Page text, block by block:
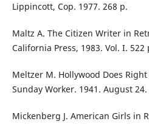
Lippincott, Cop. 1977. 268 p.
Maltz A. The Citizen Writer in
California Press, 1983. Vol. I. 522
Meltzer M. Hollywood Does
Sunday Worker. 1941. August 24.
Mickenberg J. American Girls in